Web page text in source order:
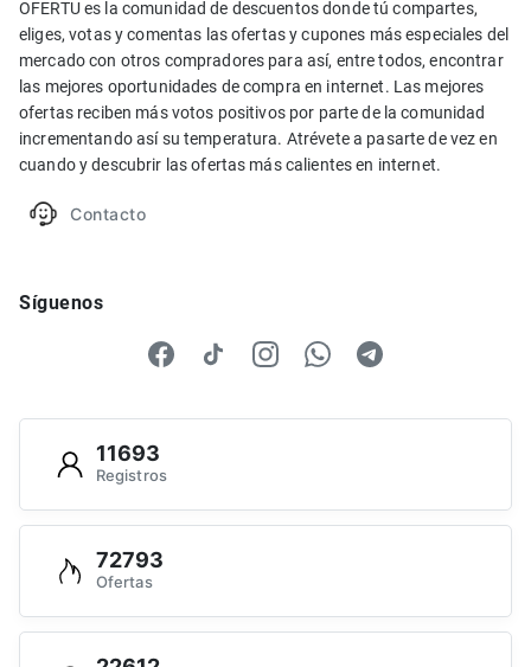
OFERTU es la comunidad de descuentos donde tú compartes,
eliges, votas y comentas las ofertas y cupones más especiales del
mercado con otros compradores para así, entre todos, encontrar
las mejores oportunidades de compra en internet. Las mejores
ofertas reciben más votos positivos por parte de la comunidad
incrementando así su temperatura. Atrévete a pasarte de vez en
cuando y descubrir las ofertas más calientes en internet.
Contacto
Síguenos
11693
Registros
72793
Ofertas